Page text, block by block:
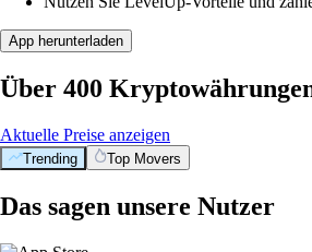
App herunterladen
Über 400
Aktuelle Preise anzeigen
Trending Top Movers
Das sagen unsere Nutzer